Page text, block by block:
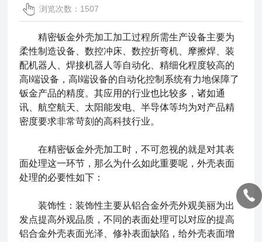
浏览次数：1507
精密钣金外壳加工加工过程所需生产设备主要为
柔性制造设备、数控冲床、数控折弯机、摩擦焊、装
配机器人、焊接机器人等自动化、精细化程度较高的
高l端设备，高l端设备的自动化控制系统有力地保障了
钣金产品的精度。其应用的行业也比较多，诸如通
讯、航空航天、太阳能发电、半导体等均为对产品精
密度要求非常苛刻的高科技行业。
在精密钣金外壳加工时，不可忽视的就是对其表
面处理这一环节，那么为什么如此重要呢，外壳表面
处理的必要性如下：
装饰性：装饰性主要从铝合金外壳外观美丽为出
发点提高外观品质，不同的表面处理可以对应的提高
铝合金外壳表面光泽、修补表面缺陷，给外壳表面增